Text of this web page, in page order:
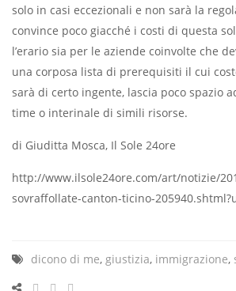
solo in casi eccezionali e non sarà la
convince poco giacché i costi di questa
l’erario sia per le aziende coinvolte che
una corposa lista di prerequisiti il cui
sarà di certo ingente, lascia poco spazio
time o interinale di simili risorse.
di Giuditta Mosca, Il Sole 24ore
http://www.ilsole24ore.com/art/notizie/
sovraffollate-canton-ticino-
dicono di me, giustizia, immigrazione,